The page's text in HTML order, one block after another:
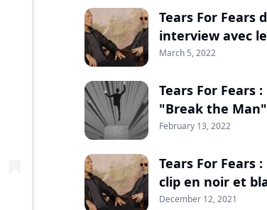
Tears For Fears
interview avec
March 5, 2022
Tears For Fears
"Break the Man"
February 13, 2022
Tears For Fears
clip en noir et
December 12, 2021